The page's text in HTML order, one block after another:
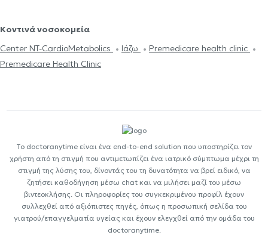
Κοντινά νοσοκομεία
Center NT-CardioMetabolics
Ιάζω
Premedicare health clinic
Premedicare Health Clinic
Το doctoranytime είναι ένα end-to-end solution που υποστηρίζει τον
χρήστη από τη στιγμή που αντιμετωπίζει ένα ιατρικό σύμπτωμα μέχρι τη
στιγμή της λύσης του, δίνοντάς του τη δυνατότητα να βρεί ειδικό, να
ζητήσει καθοδήγηση μέσω chat και να μιλήσει μαζί του μέσω
βιντεοκλήσης. Οι πληροφορίες του συγκεκριμένου προφίλ έχουν
συλλεχθεί από αξιόπιστες πηγές, όπως η προσωπική σελίδα του
γιατρού/επαγγελματία υγείας και έχουν ελεγχθεί από την ομάδα του
doctoranytime.